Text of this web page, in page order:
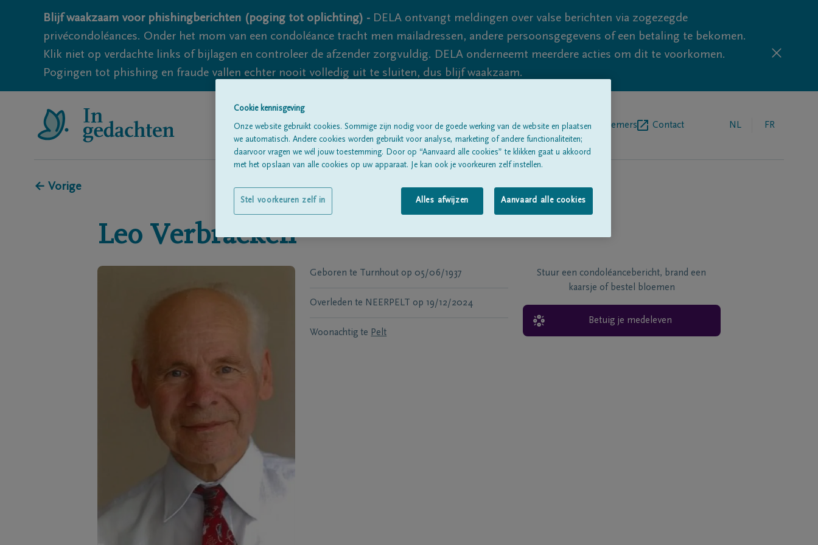
Blijf waakzaam voor phishingberichten (poging tot oplichting) - DELA ontvangt meldingen over valse berichten via zogezegde
privécondoléances. Onder het mom van een condoléance tracht men mailadressen, andere persoonsgegevens of een betaling te bekomen.
Klik niet op verdachte links of bijlagen en controleer de afzender zorgvuldig. DELA onderneemt meerdere acties om dit te voorkomen.
Pogingen tot phishing en fraude vallen echter nooit volledig uit te sluiten, dus blijf waakzaam.
Alle rouwberichtenOver onsBegrafenisondernemers Contact NL FR
← Vorige
Leo Verbraeken
Geboren te Turnhout op 05/06/1937
Overleden te NEERPELT op 19/12/2024
Woonachtig te Pelt
Stuur een condoléancebericht, brand een
kaarsje of bestel bloemen
Betuig je medeleven
Cookie kennisgeving
Onze website gebruikt cookies. Sommige zijn nodig voor de goede werking van de website en plaatsen
we automatisch. Andere cookies worden gebruikt voor analyse, marketing of andere functionaliteiten;
daarvoor vragen we wél jouw toestemming. Door op “Aanvaard alle cookies” te klikken gaat u akkoord
met het opslaan van alle cookies op uw apparaat. Je kan ook je voorkeuren zelf instellen.
Alles afwijzen Aanvaard alle cookies
Stel voorkeuren zelf in